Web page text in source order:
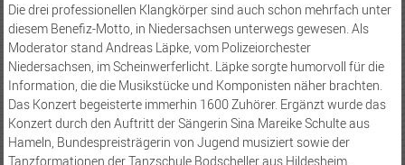
Die drei professionellen Klangkörper sind auch schon mehrfach unter
diesem Benefiz-Motto, in Niedersachsen unterwegs gewesen. Als
Moderator stand Andreas Läpke, vom Polizeiorchester
Niedersachsen, im Scheinwerferlicht. Läpke sorgte humorvoll für die
Information, die die Musikstücke und Komponisten näher brachten.
Das Konzert begeisterte immerhin 1600 Zuhörer. Ergänzt wurde das
Konzert durch den Auftritt der Sängerin Sina Mareike Schulte aus
Hameln, Bundespreisträgerin von Jugend musiziert sowie der
Tanzformationen der Tanzschule Bodscheller aus Hildesheim.